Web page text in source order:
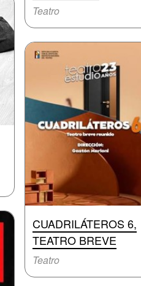
Teatro
CUADRILÁTEROS 6,
TEATRO BREVE
Teatro